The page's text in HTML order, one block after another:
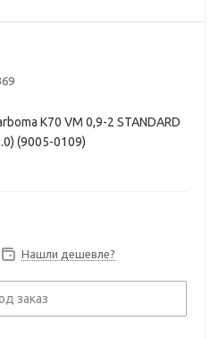
K70 VM 0,9-2 STANDARD
(9005-0109)
Нашли дешевле?
заказ